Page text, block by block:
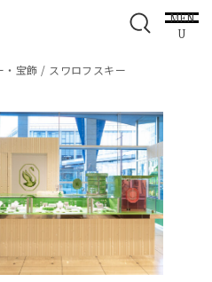
MEN
U
・宝飾 / スワロフスキー